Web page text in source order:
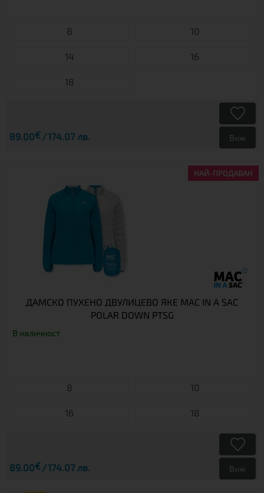
8 10
14 16
18
89.00€ 174.07 лв. Виж
НАЙ-ПРОДАВАН
ДАМСКО ПУХЕНО ДВУЛИЦЕВО ЯКЕ MAC IN A SAC
POLAR DOWN PTSG
В наличност
8 10
16 18
89.00€ 174.07 лв. Виж